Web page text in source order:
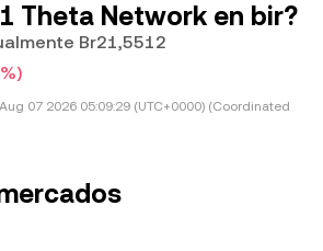
Theta Network en bir?
Br21,5512
07 2026 05:09:29 (UTC+0000) (Coordinated